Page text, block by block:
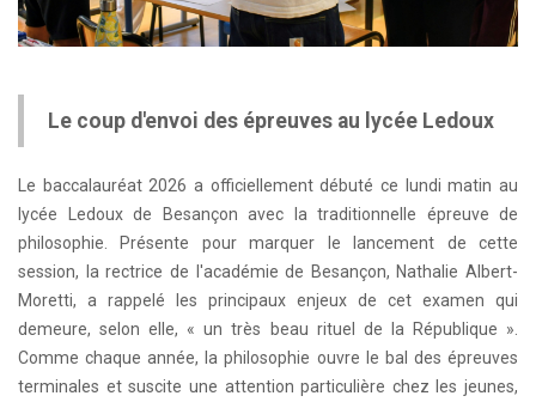
Le coup d'envoi des épreuves au lycée Ledoux
Le baccalauréat 2026 a officiellement débuté ce lundi matin au
lycée Ledoux de Besançon avec la traditionnelle épreuve de
philosophie. Présente pour marquer le lancement de cette
session, la rectrice de l'académie de Besançon, Nathalie Albert-
Moretti, a rappelé les principaux enjeux de cet examen qui
demeure, selon elle, « un très beau rituel de la République ».
Comme chaque année, la philosophie ouvre le bal des épreuves
terminales et suscite une attention particulière chez les jeunes,